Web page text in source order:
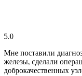
5.0
Мне поставили
железы, сделали
доброкачественных